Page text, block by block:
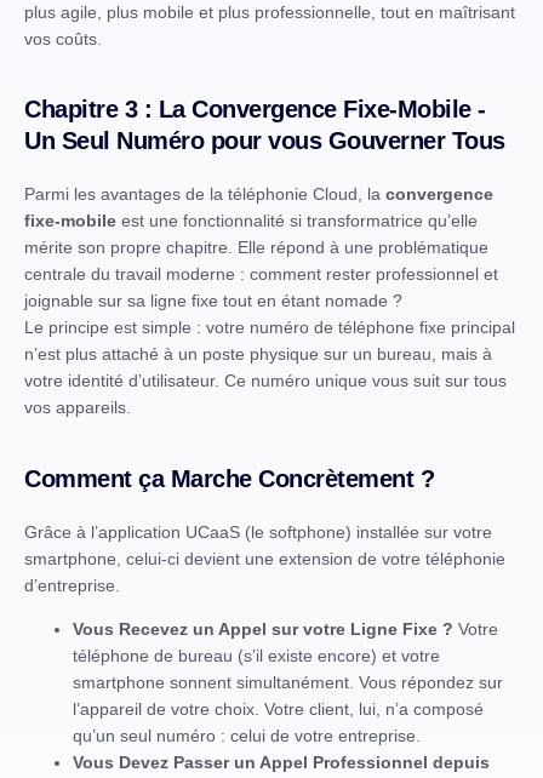
plus agile, plus mobile et plus professionnelle, tout en maîtrisant
vos coûts.
Chapitre 3 : La Convergence Fixe-Mobile -
Un Seul Numéro pour vous Gouverner Tous
Parmi les avantages de la téléphonie Cloud, la convergence
fixe-mobile est une fonctionnalité si transformatrice qu’elle
mérite son propre chapitre. Elle répond à une problématique
centrale du travail moderne : comment rester professionnel et
joignable sur sa ligne fixe tout en étant nomade ?
Le principe est simple : votre numéro de téléphone fixe principal
n’est plus attaché à un poste physique sur un bureau, mais à
votre identité d’utilisateur. Ce numéro unique vous suit sur tous
vos appareils.
Comment ça Marche Concrètement ?
Grâce à l’application UCaaS (le softphone) installée sur votre
smartphone, celui-ci devient une extension de votre téléphonie
d’entreprise.
Vous Recevez un Appel sur votre Ligne Fixe ? Votre
téléphone de bureau (s’il existe encore) et votre
smartphone sonnent simultanément. Vous répondez sur
l’appareil de votre choix. Votre client, lui, n’a composé
qu’un seul numéro : celui de votre entreprise.
Vous Devez Passer un Appel Professionnel depuis